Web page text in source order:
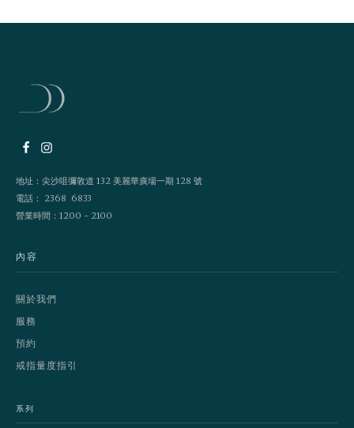
地址：尖沙咀彌敦道 132 美麗華廣場一期 128 號
電話： 2368 6833
營業時間：1200 - 2100
內容
關於我們
服務
預約
戒指量度指引
系列